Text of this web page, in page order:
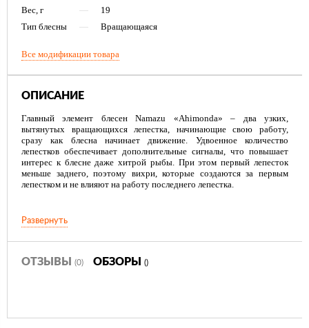
Вес, г
—
19
Тип блесны
— Вращающаяся
Все модификации товара
ОПИСАНИЕ
Главный элемент блесен Namazu «Ahimonda» – два узких,
вытянутых вращающихся лепестка, начинающие свою работу,
сразу как блесна начинает движение. Удвоенное количество
лепестков обеспечивает дополнительные сигналы, что повышает
интерес к блесне даже хитрой рыбы. При этом первый лепесток
меньше заднего, поэтому вихри, которые создаются за первым
лепестком и не влияют на работу последнего лепестка.
Развернуть
ОТЗЫВЫ (0) ОБЗОРЫ ()